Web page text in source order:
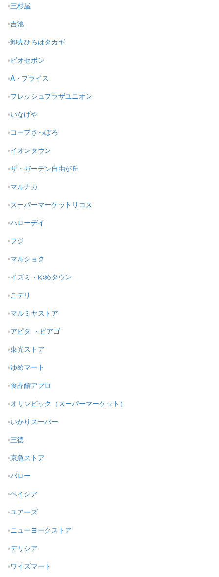
三杉屋
吉池
卸売ひろばタカギ
ビオセボン
A・プライス
フレッシュプラザユニオン
いなげや
コープさっぽろ
イオンタウン
ザ・ガーデン自由が丘
マルナカ
スーパーマーケットリコス
ハローデイ
フジ
マルショク
イズミ・ゆめタウン
こデリ
マルミヤストア
アピタ ・ピアゴ
東光ストア
ゆめマート
食品館アプロ
オリンピック（スーパーマーケット）
いかりスーパー
三徳
京急ストア
バロー
ベイシア
ユアーズ
ニューヨークストア
デリシア
ワイズマート